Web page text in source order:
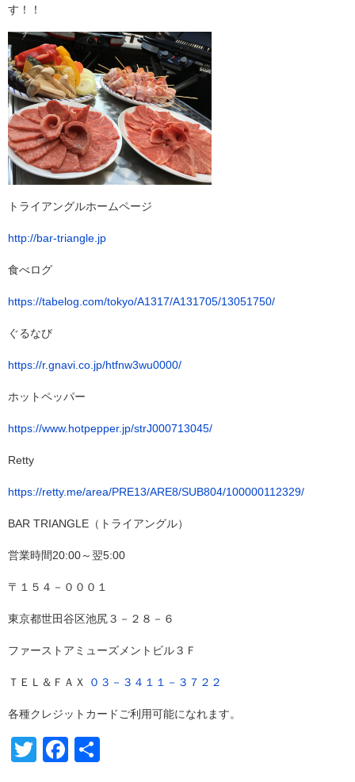
す！！
トライアングルホームページ
http://bar-triangle.jp
食べログ
https://tabelog.com/tokyo/A1317/A131705/13051750/
ぐるなび
https://r.gnavi.co.jp/htfnw3wu0000/
ホットペッパー
https://www.hotpepper.jp/strJ000713045/
Retty
https://retty.me/area/PRE13/ARE8/SUB804/100000112329/
BAR TRIANGLE（トライアングル）
営業時間20:00～翌5:00
〒１５４－０００１
東京都世田谷区池尻３－２８－６
ファーストアミューズメントビル３Ｆ
ＴＥＬ＆ＦＡＸ ０３－３４１１－３７２２
各種クレジットカードご利用可能になれます。
TwitterFacebook